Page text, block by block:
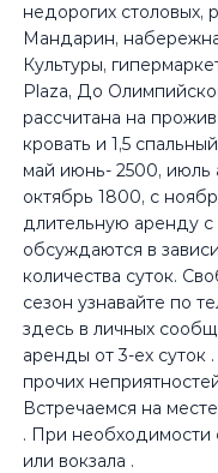
недорогих столовых,
Мандарин,
Культуры,
Рlаzа, До
рассчитана на
кровать и 1,5
май июнь- 2500, июль
октябрь 1800, с
длительную аренду
обсуждаются в
количества суток.
сезон узнавайте по
здесь в личных
аренды от 3-ех
прочих
Встречаемся на
. При необходимости
или вокзала .